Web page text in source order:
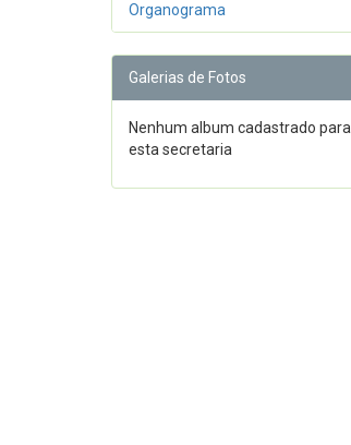
Organograma
Galerias de Fotos
Nenhum album cadastrado para
esta secretaria